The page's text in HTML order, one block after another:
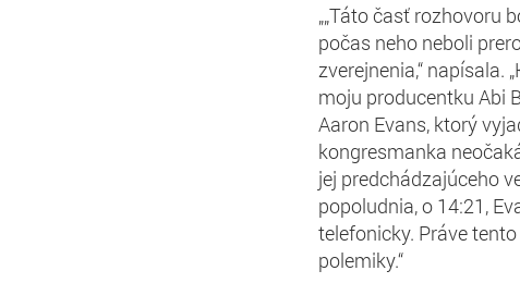
„„Táto časť rozhovoru
počas neho neboli
zverejnenia,“ napísala.
moju producentku Abi
Aaron Evans, ktorý
kongresmanka
jej predchádzajúceho
popoludnia, o 14:21,
telefonicky. Práve
polemiky.“